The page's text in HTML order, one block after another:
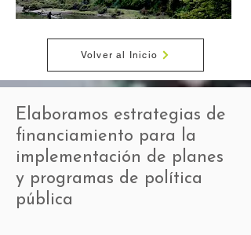
Volver al Inicio
Elaboramos estrategias de
financiamiento para la
implementación de planes
y programas de política
pública